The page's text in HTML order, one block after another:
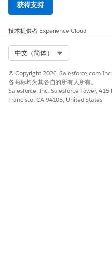
请与我们共享您的想法
是
获得支持
技术提供者 Experience Cloud
中文（简体）
© Copyright 2026, Salesforce.com
各商标均为其各自的所有人所有。
Salesforce, Inc. Salesforce Tower, 415
Francisco, CA 94105, United States